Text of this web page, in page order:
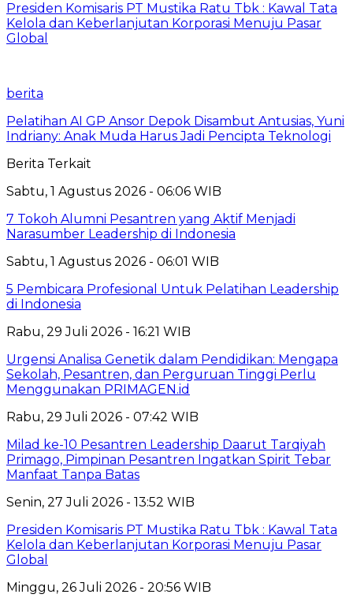
Presiden Komisaris PT Mustika Ratu Tbk : Kawal Tata
Kelola dan Keberlanjutan Korporasi Menuju Pasar
Global
berita
Pelatihan AI GP Ansor Depok Disambut Antusias, Yuni
Indriany: Anak Muda Harus Jadi Pencipta Teknologi
Berita Terkait
Sabtu, 1 Agustus 2026 - 06:06 WIB
7 Tokoh Alumni Pesantren yang Aktif Menjadi
Narasumber Leadership di Indonesia
Sabtu, 1 Agustus 2026 - 06:01 WIB
5 Pembicara Profesional Untuk Pelatihan Leadership
di Indonesia
Rabu, 29 Juli 2026 - 16:21 WIB
Urgensi Analisa Genetik dalam Pendidikan: Mengapa
Sekolah, Pesantren, dan Perguruan Tinggi Perlu
Menggunakan PRIMAGEN.id
Rabu, 29 Juli 2026 - 07:42 WIB
Milad ke-10 Pesantren Leadership Daarut Tarqiyah
Primago, Pimpinan Pesantren Ingatkan Spirit Tebar
Manfaat Tanpa Batas
Senin, 27 Juli 2026 - 13:52 WIB
Presiden Komisaris PT Mustika Ratu Tbk : Kawal Tata
Kelola dan Keberlanjutan Korporasi Menuju Pasar
Global
Minggu, 26 Juli 2026 - 20:56 WIB